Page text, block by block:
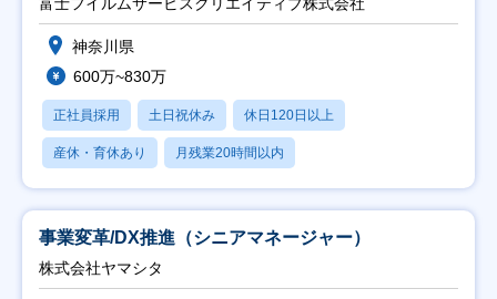
神奈川県
600万~830万
正社員採用 土日祝休み 休日120日以上
産休・育休あり 月残業20時間以内
事業変革/DX推進（シニアマネージャー）
株式会社ヤマシタ